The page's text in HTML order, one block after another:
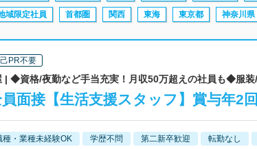
域限定社員 首都圏 関西 東海 東京都 神奈川県
PR不要
| ◆資格/夜勤など手当充実！月収50万超えの社員も◆服装
面接【生活支援スタッフ】賞与年2
種・業種未経験OK 学歴不問 第二新卒歓迎 転勤なし